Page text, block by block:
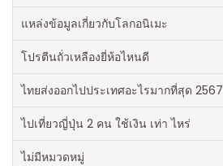
แหล่งข้อมูลเกี่ยวกับโลกอนิเมะ
โปรตีนถั่วเหลืองยี่ห้อไหนดี
ไทยส่งออกไปประเทศอะไรมากที่สุด 2567
ไปเที่ยวญี่ปุ่น 2 คน ใช้เงิน เท่า ไหร่
ไม่มีหมวดหมู่